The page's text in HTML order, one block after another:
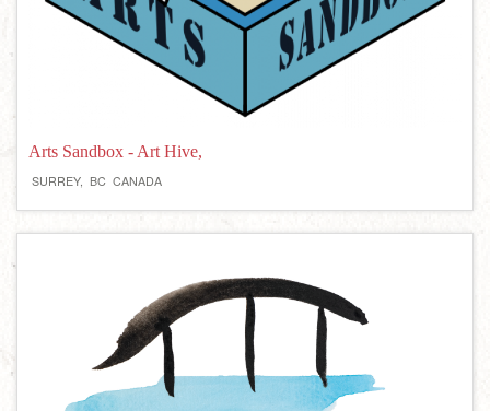
Arts Sandbox - Art Hive,
SURREY, BC CANADA